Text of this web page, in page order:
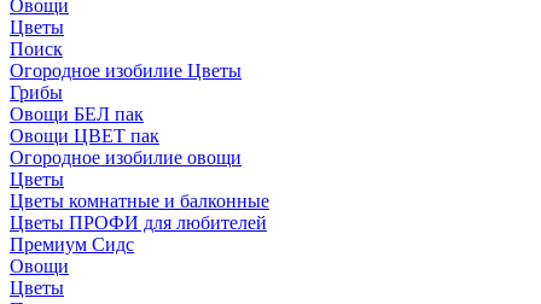
Овощи
Цветы
Поиск
Огородное изобилие Цветы
Грибы
Овощи БЕЛ пак
Овощи ЦВЕТ пак
Огородное изобилие овощи
Цветы
Цветы комнатные и балконные
Цветы ПРОФИ для любителей
Премиум Сидс
Овощи
Цветы